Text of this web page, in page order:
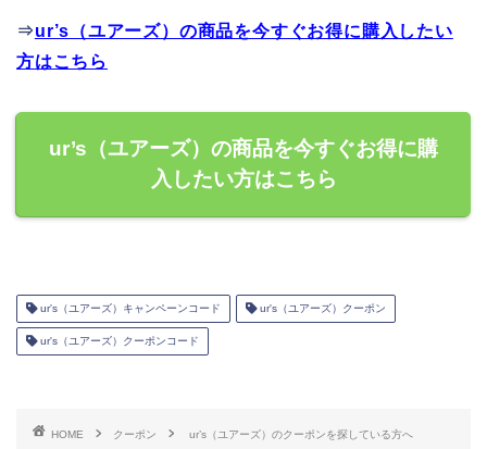
⇒ur’s（ユアーズ）の商品を今すぐお得に購入したい
方はこちら
ur’s（ユアーズ）の商品を今すぐお得に購
入したい方はこちら
ur's（ユアーズ）キャンペーンコード ur's（ユアーズ）クーポン
ur's（ユアーズ）クーポンコード
HOME クーポン ur’s（ユアーズ）のクーポンを探している方へ